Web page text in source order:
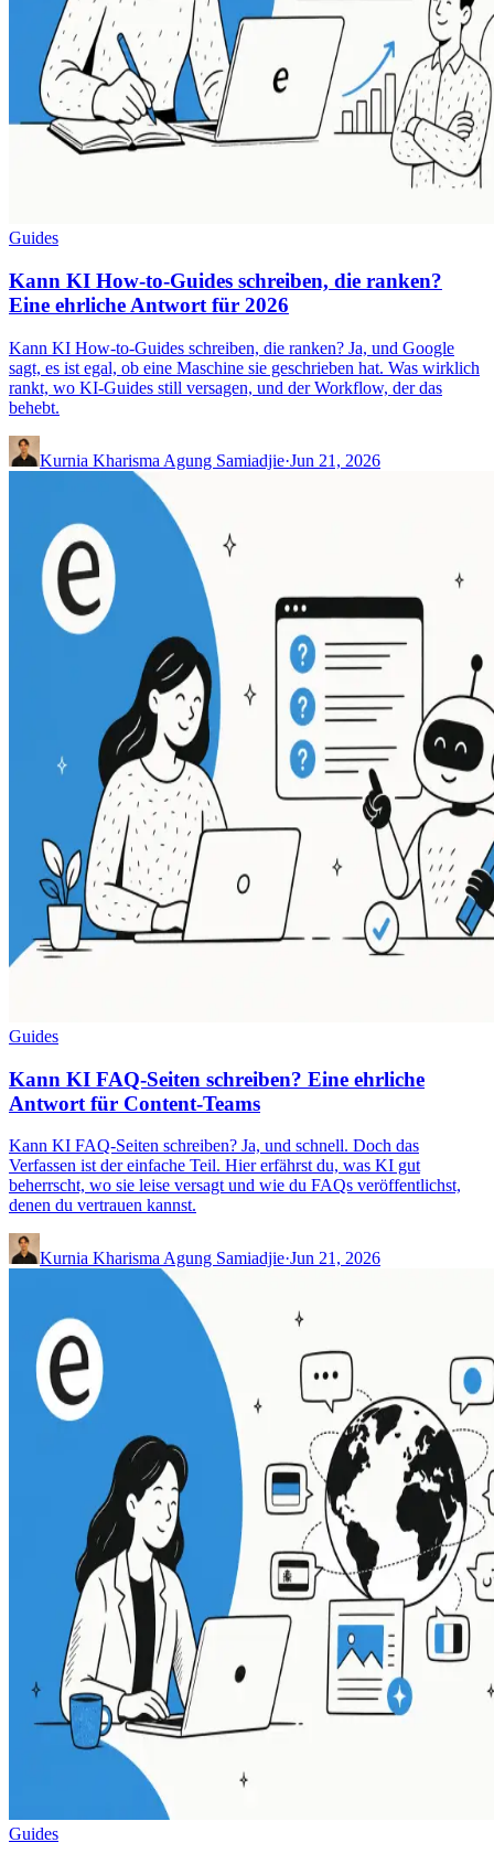
Guides
Kann KI How-to-Guides schreiben, die ranken?
Eine ehrliche Antwort für 2026
Kann KI How-to-Guides schreiben, die ranken? Ja, und Google
sagt, es ist egal, ob eine Maschine sie geschrieben hat. Was wirklich
rankt, wo KI-Guides still versagen, und der Workflow, der das
behebt.
Kurnia Kharisma Agung Samiadjie·Jun 21, 2026
Guides
Kann KI FAQ-Seiten schreiben? Eine ehrliche
Antwort für Content-Teams
Kann KI FAQ-Seiten schreiben? Ja, und schnell. Doch das
Verfassen ist der einfache Teil. Hier erfährst du, was KI gut
beherrscht, wo sie leise versagt und wie du FAQs veröffentlichst,
denen du vertrauen kannst.
Kurnia Kharisma Agung Samiadjie·Jun 21, 2026
Guides